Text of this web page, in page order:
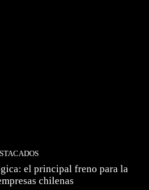
el principal freno para la
chilenas